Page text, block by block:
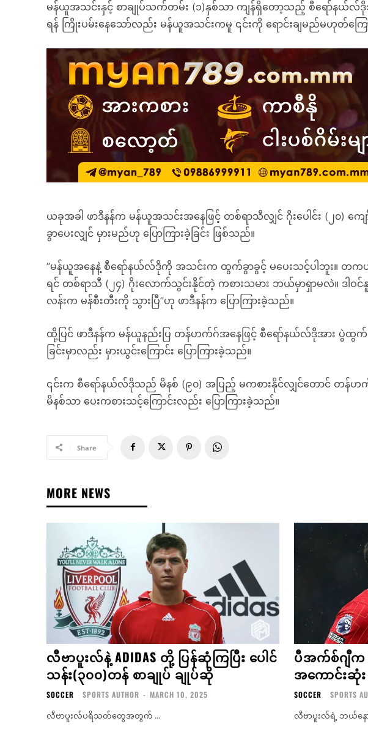
မန်ယူအသင်းနှင့် စာချုပ်သက်တမ်း (၁)နှစ်သာ ကျန်ရှိတော့သည့် စီရော်နယ်လ်
ရန် ကြိုးပမ်းနေသော်လည်း မန်ယူအသင်းကမူ ၎င်းကို ရောင်းချမည်မဟုတ်ကြ
ယခုအခါ ဖာဒီနန်က မန်ယူအသင်းအနေဖြင့် တစ်ရာသီလျှင် ဂိုးပေါင်း (၂၀)
ခွာပေးလျှင် မှားမည်ဟု ပြောကြားခဲ့ခြင်း ဖြစ်သည်။
”မန်ယူအနေနဲ့ စီရော်နယ်လ်ဒိုကို အသင်းက ထွက်ခွာခွင့် မပေးသင့်ပါဘူး။
ရင် တစ်ရာသီ (၂၄) ဂိုးလောက်သွင်းနိုင်တဲ့ ကစားသမား ဘယ်မှာရှာမလဲ။ ဒါဝ
လန်းက မန်စီးတီးကို သွားပြီ”ဟု ဖာဒီနန်က ပြောကြားခဲ့သည်။
ထို့ပြင် ဖာဒီနန်က မန်ယူနည်းပြ တန်ဟက်ဂ်အနေဖြင့် စီရော်နယ်လ်ဒိုအား ပွဲ
ခြင်းမှာလည်း မှားယွင်းကြောင်း ပြောကြားခဲ့သည်။
၎င်းက စီရော်နယ်လ်ဒိုသည် မိနစ် (၉၀) အပြည့် မကစားနိုင်လျှင်တောင် တန်ဟက်
မိနစ်သာ ပေးကစားသင့်ကြောင်းလည်း ပြောကြားခဲ့သည်။
Share
MORE NEWS
လီဗာပူးလ်နဲ့ ADIDAS တို့ ပြန်ဆုံကြပြီး ပေါင်
သန်း(၃၀၀)တန် စာချုပ် ချုပ်ဆို
SOCCER SPORTS AUTHOR - MARCH 10, 2025
လီဗာပူးလ်ပရိသတ်တွေအတွက် ...
ပီအက်စ်ဂျီ
အကောင်း
SOCCER SPORTS
လီဗာပူးလ်ရဲ့ ဘယ်န